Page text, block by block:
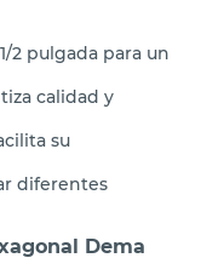
2 pulgada para un
calidad y
su
diferentes
Dema